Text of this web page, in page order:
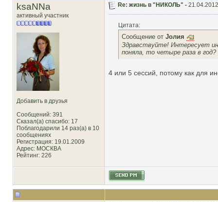
ksaNNa
активный участник
Добавить в друзья
Сообщений: 391
Сказал(а) спасибо: 17
Поблагодарили 14 раз(а) в 10
сообщениях
Регистрация: 19.01.2009
Адрес: МОСКВА
Рейтинг: 226
Re: жизнь в "НИКОЛЬ" -
Цитата:
Сообщение от Joлия
Здравствуйте! Интересует
поняла, то четыре раза в год?
4 или 5 сессий, потому как для